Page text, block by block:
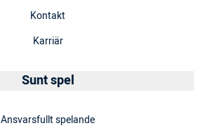
Kontakt
Karriär
Sunt spel
Ansvarsfullt spelande